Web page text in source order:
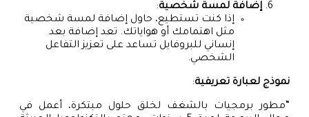
إضافة لمسة شخصية:
إذا كنت تستطيع، حاول إضافة لمسة شخصية
مثل اهتمامك أو هواياتك. تعد إضافة بعد
إنساني للبروفايل تساعد على تعزيز التفاعل
الشخصي.
نموذج لعبارة تعريفية:
“مطور برمجيات بالشغف لخلق حلول مبتكرة، أعمل في